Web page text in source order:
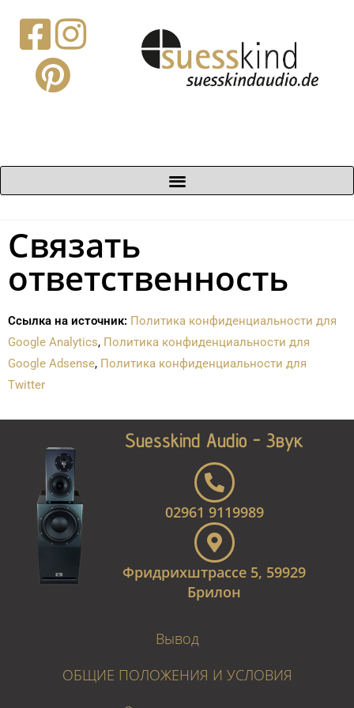
Связать
ответственность
Ссылка на источник: Политика конфиденциальности для
Google Analytics, Политика конфиденциальности для
Google Adsense, Политика конфиденциальности для
Twitter
Suesskind Audio - Звук
02961 9119989
Фридрихштрассе 5, 59929
Брилон
Вывод
ОБЩИЕ ПОЛОЖЕНИЯ И УСЛОВИЯ